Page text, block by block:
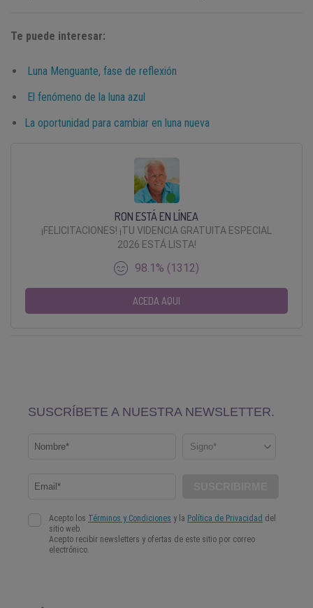
Te puede interesar:
Luna Menguante, fase de reflexión
El fenómeno de la luna azul
La oportunidad para cambiar en luna nueva
RON ESTÁ EN LÍNEA
¡FELICITACIONES! ¡TU VIDENCIA GRATUITA ESPECIAL
2026 ESTÁ LISTA!
98.1% (1312)
ACEDA AQUI